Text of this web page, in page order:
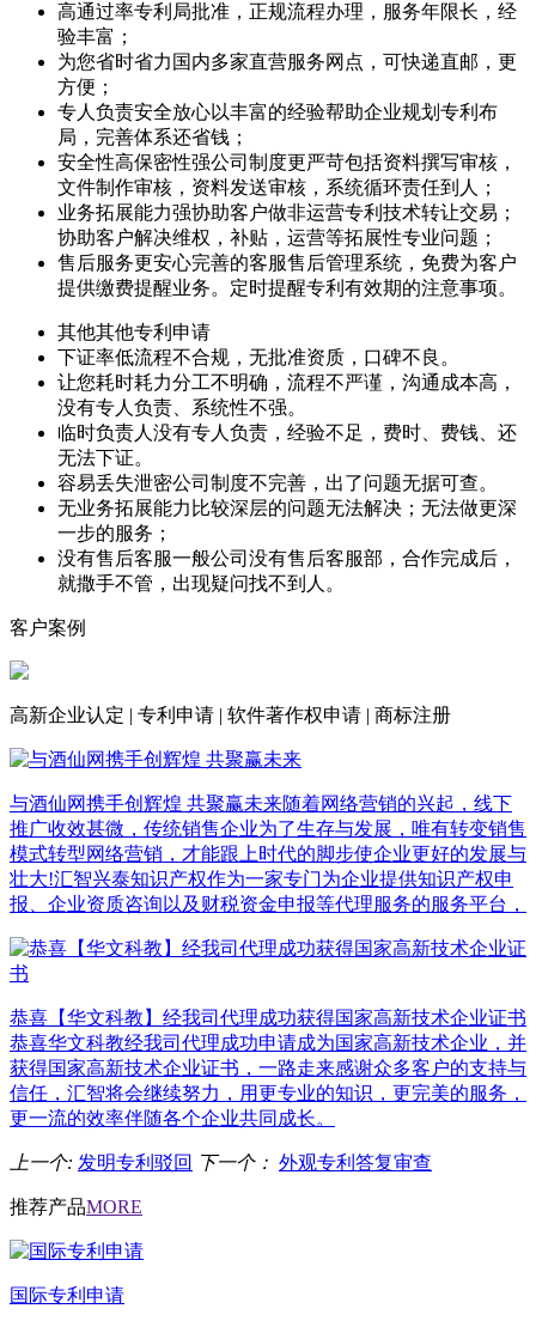
高通过率专利局批准，正规流程办理，服务年限长，经
验丰富；
为您省时省力 国内多家直营服务网点，可快递直邮，更
方便；
专人负责安全放心以丰富的经验帮助企业规划专利布
局，完善体系还省钱；
安全性高保密性强公司制度更严苛包括资料撰写审核，
文件制作审核，资料发送审核，系统循环责任到人；
业务拓展能力强协助客户做非运营专利技术转让交易；
协助客户解决维权，补贴，运营等拓展性专业问题；
售后服务更安心完善的客服售后管理系统，免费为客户
提供缴费提醒业务。定时提醒专利有效期的注意事项。
其他其他专利申请
下证率低流程不合规，无批准资质，口碑不良。
让您耗时耗力分工不明确，流程不严谨，沟通成本高，
没有专人负责、系统性不强。
临时负责人 没有专人负责，经验不足，费时、费钱、还
无法下证。
容易丢失泄密公司制度不完善，出了问题无据可查。
无业务拓展能力 比较深层的问题无法解决；无法做更深
一步的服务；
没有售后客服一般公司没有售后客服部，合作完成后，
就撒手不管，出现疑问找不到人。
客户案例
高新企业认定 | 专利申请 | 软件著作权申请 | 商标注册
与酒仙网携手创辉煌 共聚赢未来随着网络营销的兴起，线下
推广收效甚微，传统销售企业为了生存与发展，唯有转变销售
模式转型网络营销，才能跟上时代的脚步使企业更好的发展与
壮大!汇智兴泰知识产权作为一家专门为企业提供知识产权申
报、企业资质咨询以及财税资金申报等代理服务的服务平台，
恭喜【华文科教】经我司代理成功获得国家高新技术企业证书
恭喜华文科教经我司代理成功申请成为国家高新技术企业，并
获得国家高新技术企业证书，一路走来感谢众多客户的支持与
信任，汇智将会继续努力，用更专业的知识，更完美的服务，
更一流的效率伴随各个企业共同成长。
上一个: 发明专利驳回 下一个： 外观专利答复审查
推荐产品MORE
国际专利申请